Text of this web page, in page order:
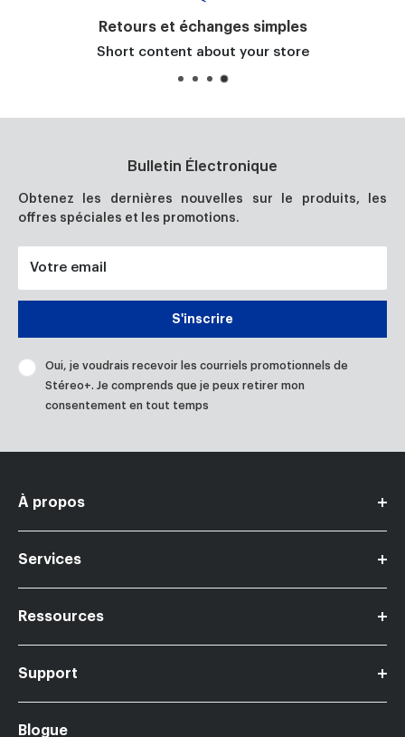
Retours et échanges simples
Short content about your store
Bulletin Électronique
Obtenez les dernières nouvelles sur le produits, les
offres spéciales et les promotions.
Votre email
S'inscrire
Oui, je voudrais recevoir les courriels promotionnels de
Stéreo+. Je comprends que je peux retirer mon
consentement en tout temps
À propos
Contactez-nous
Services
Financement
Ressources
Cartes-Cadeaux Stereo+
Légal
Support
Blogue